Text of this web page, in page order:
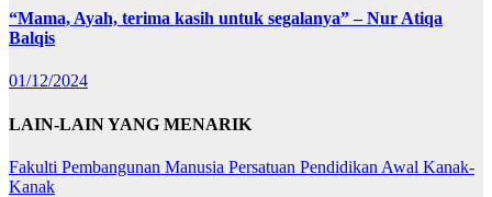
“Mama, Ayah, terima kasih untuk segalanya” – Nur Atiqa
Balqis
01/12/2024
LAIN-LAIN YANG MENARIK
Fakulti Pembangunan Manusia Persatuan Pendidikan Awal Kanak-
Kanak